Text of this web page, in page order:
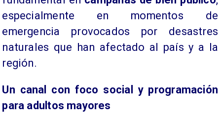
especialmente en momentos de
emergencia provocados por desastres
naturales que han afectado al país y a la
región.
Un canal con foco social y programación
para adultos mayores